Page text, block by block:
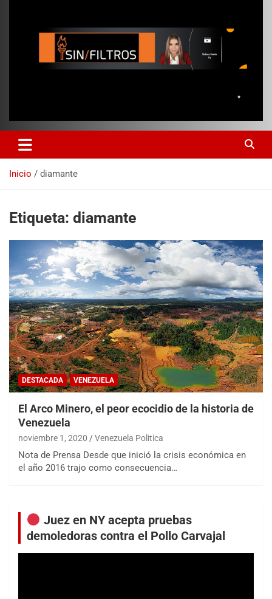
Inicio diamante
Etiqueta: diamante
DESTACADA VENEZUELA
El Arco Minero, el peor ecocidio de la historia de
Venezuela
noviembre 1, 2020 Venezuela Politica
Nota de Prensa Desde que inició la crisis económica en
el año 2016 trajo como consecuencia…
Juez en NY acepta pruebas
demoledoras contra el Pollo Carvajal